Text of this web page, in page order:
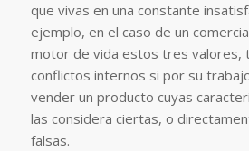
que vivas en una constante
ejemplo, en el caso de un
motor de vida estos tres valores,
conflictos internos si por su
vender un producto cuyas
las considera ciertas, o
falsas.